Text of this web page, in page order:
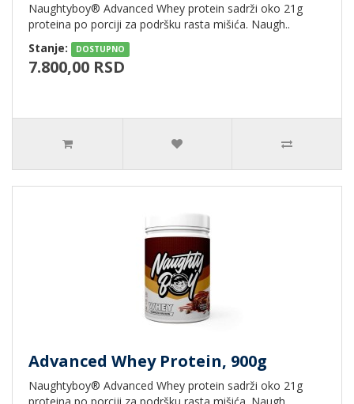
Naughtyboy® Advanced Whey protein sadrži oko 21g
proteina po porciji za podršku rasta mišića. Naugh..
Stanje:
DOSTUPNO
7.800,00 RSD
Advanced Whey Protein, 900g
Naughtyboy® Advanced Whey protein sadrži oko 21g